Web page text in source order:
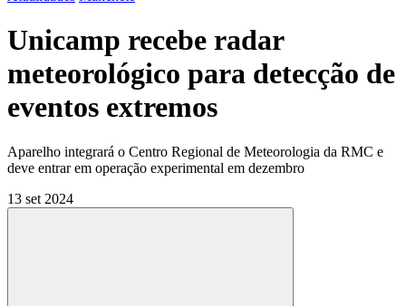
Unicamp recebe radar
meteorológico para detecção de
eventos extremos
Aparelho integrará o Centro Regional de Meteorologia da RMC e
deve entrar em operação experimental em dezembro
13 set 2024